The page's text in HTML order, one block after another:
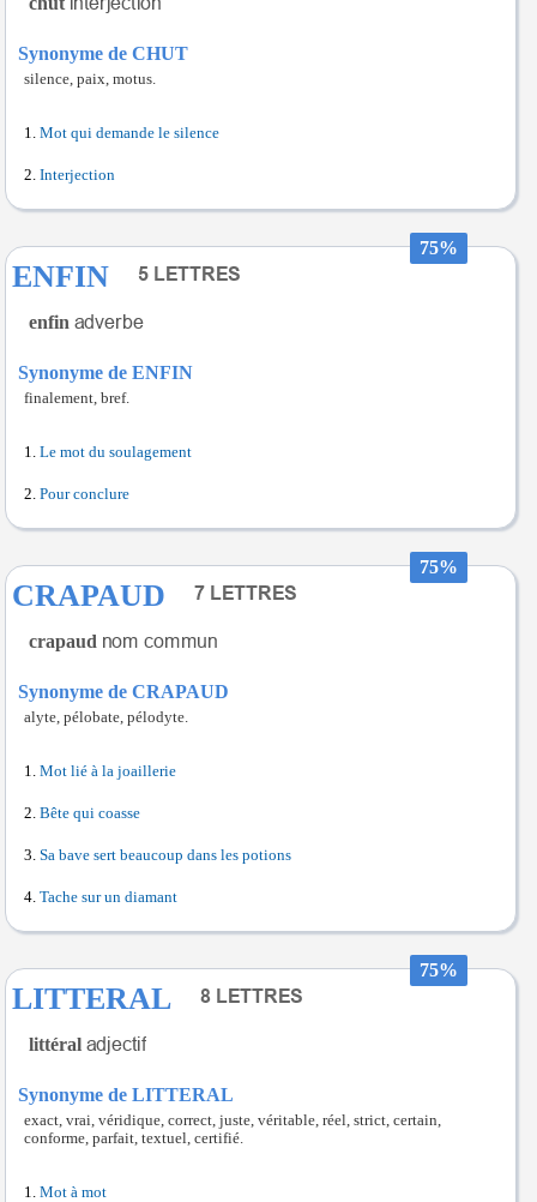
Synonyme de CHUT
silence, paix, motus.
Mot qui demande le silence
Interjection
75%
ENFIN
enfin
Synonyme de ENFIN
finalement, bref.
Le mot du soulagement
Pour conclure
75%
CRAPAUD
crapaud
Synonyme de CRAPAUD
alyte, pélobate, pélodyte.
Mot lié à la joaillerie
Bête qui coasse
Sa bave sert beaucoup dans les potions
Tache sur un diamant
75%
LITTERAL
littéral
Synonyme de LITTERAL
exact, vrai, véridique, correct, juste, véritable, réel, strict, certain,
conforme, parfait, textuel, certifié.
Mot à mot